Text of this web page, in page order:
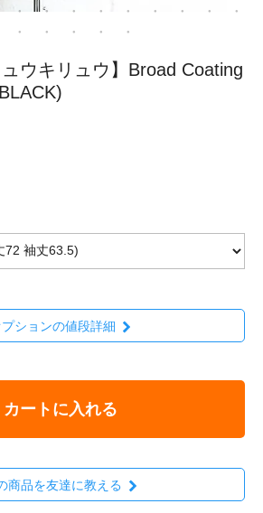
ュウキリュウ】Broad Coating
プションの値段詳細
カートに入れる
商品を友達に教える